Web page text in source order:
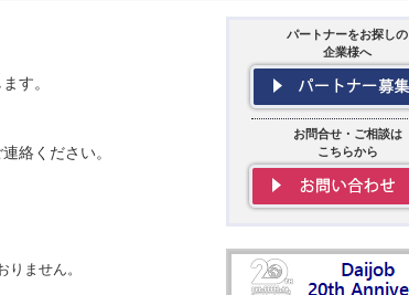
す。
絡ください。
ません。
パートナーをお探しの
企業様へ
お問合せ・ご相談は
こちらから